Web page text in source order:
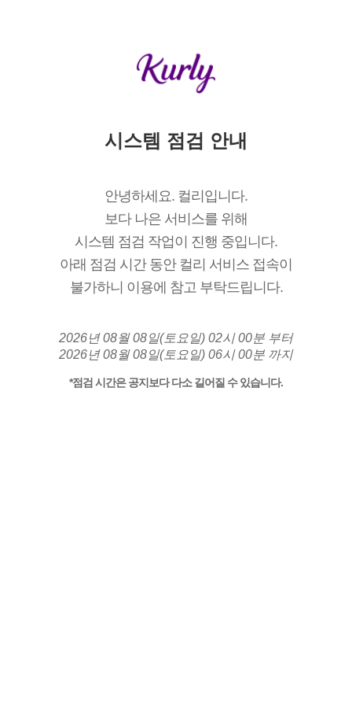
시스템 점검 안내
안녕하세요. 컬리입니다.
보다 나은 서비스를 위해
시스템 점검 작업이 진행 중입니다.
아래 점검 시간 동안 컬리 서비스 접속이
불가하니 이용에 참고 부탁드립니다.
2026년 08월 08일(토요일) 02시 00분 부터
2026년 08월 08일(토요일) 06시 00분 까지
*점검 시간은 공지보다 다소 길어질 수 있습니다.